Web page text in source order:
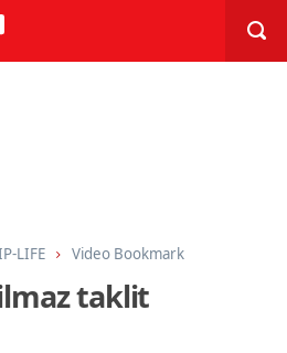
LIFE Video Bookmark
taklit